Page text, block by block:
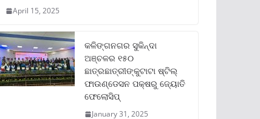
April 15, 2025
କଳିଙ୍ଗନଗର ସୁକିନ୍ଦା
ଅଞ୍ଚଳର ୧୫୦
ଛାତ୍ରଛାତ୍ରୀଙ୍କୁଟାଟା ଷ୍ଟିଲ୍
ଫାଉଣ୍ଡେସନ ପକ୍ଷରୁ ଜ୍ୟୋତି
ଫେଲୋସିପ୍‌
January 31, 2025